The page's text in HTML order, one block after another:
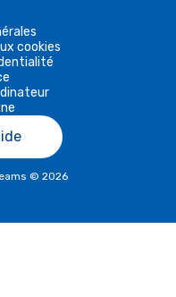
cookies
© 2026